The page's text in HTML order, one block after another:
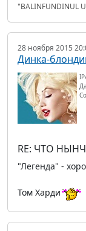
"BALINFUNDINUL
28 ноября 2015
Динка-
RE: ЧТО
"Легенда" -
Том Харди